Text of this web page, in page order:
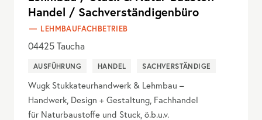
Handel / Sachverständigenbüro
LEHMBAUFACHBETRIEB
04425 Taucha
AUSFÜHRUNG HANDEL SACHVERSTÄNDIGE
Wugk Stukkateurhandwerk & Lehmbau –
Handwerk, Design + Gestaltung, Fachhandel
für Naturbaustoffe und Stuck, ö.b.u.v.